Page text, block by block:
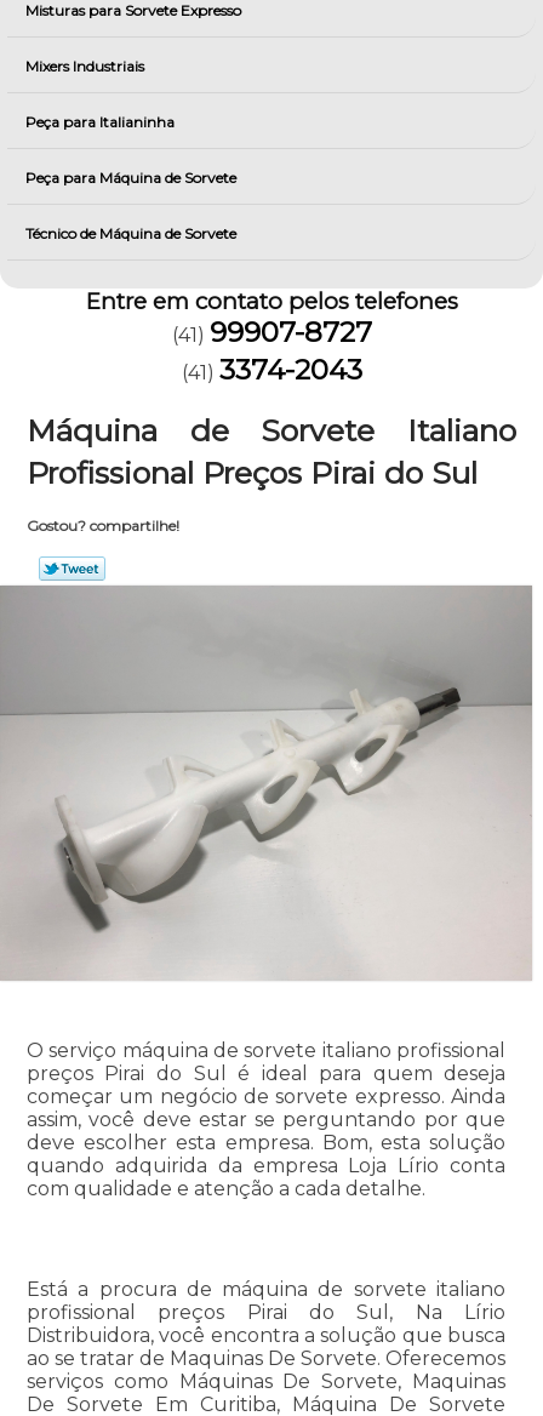
Misturas para Sorvete Expresso
Mixers Industriais
Peça para Italianinha
Peça para Máquina de Sorvete
Técnico de Máquina de Sorvete
Entre em contato pelos telefones
(41) 99907-8727
(41) 3374-2043
Máquina de Sorvete Italiano
Profissional Preços Pirai do Sul
Gostou? compartilhe!
O serviço máquina de sorvete italiano profissional
preços Pirai do Sul é ideal para quem deseja
começar um negócio de sorvete expresso. Ainda
assim, você deve estar se perguntando por que
deve escolher esta empresa. Bom, esta solução
quando adquirida da empresa Loja Lírio conta
com qualidade e atenção a cada detalhe.
Está a procura de máquina de sorvete italiano
profissional preços Pirai do Sul, Na Lírio
Distribuidora, você encontra a solução que busca
ao se tratar de Maquinas De Sorvete. Oferecemos
serviços como Máquinas De Sorvete, Maquinas
De Sorvete Em Curitiba, Máquina De Sorvete